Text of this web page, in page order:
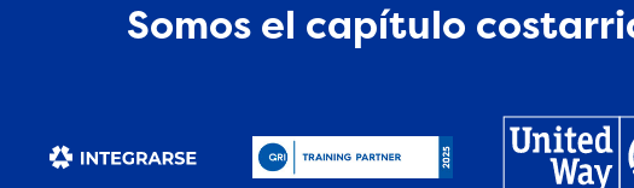
Somos el capítulo